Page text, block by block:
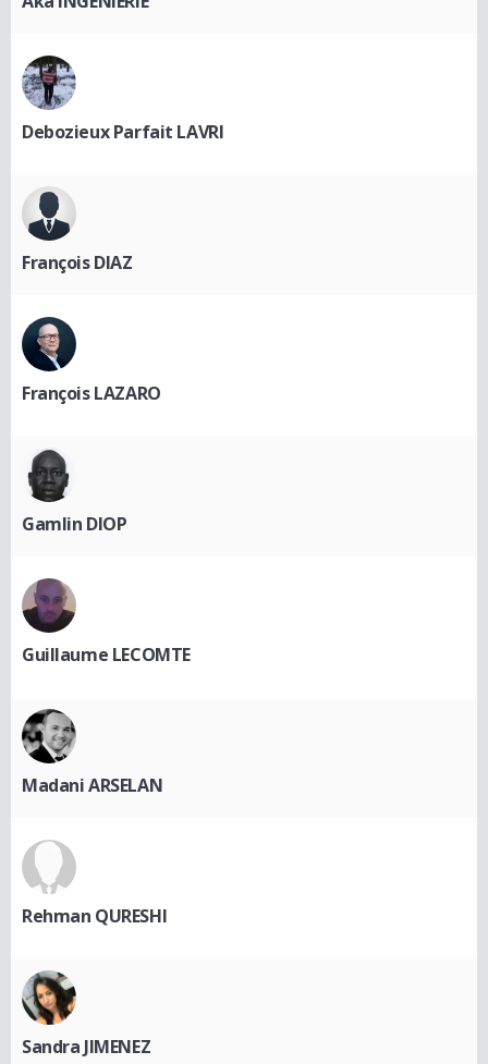
Debozieux Parfait LAVRI
François DIAZ
François LAZARO
Gamlin DIOP
Guillaume LECOMTE
Madani ARSELAN
Rehman QURESHI
Sandra JIMENEZ